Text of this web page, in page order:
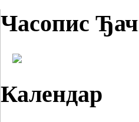
Часопис
Календар